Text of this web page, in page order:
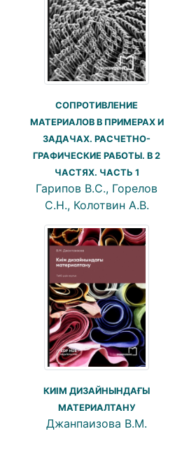
СОПРОТИВЛЕНИЕ
МАТЕРИАЛОВ В ПРИМЕРАХ И
ЗАДАЧАХ. РАСЧЕТНО-
ГРАФИЧЕСКИЕ РАБОТЫ. В 2
ЧАСТЯХ. ЧАСТЬ 1
Гарипов В.С., Горелов
С.Н., Колотвин А.В.
КИІМ ДИЗАЙНЫНДАҒЫ
МАТЕРИАЛТАНУ
Джанпаизова В.М.